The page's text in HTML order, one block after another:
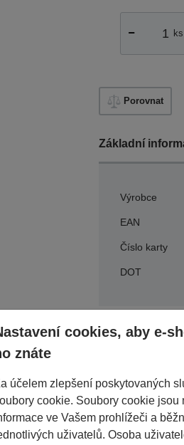
ks
Porovnat
Základní
Výrobce
EAN
Číslo karty
DOT
Parametry
Období
Šířka
Průměr
cookies, aby e-
znáte
účelem zlepšení poskytovaných
cookie. Soubory cookie jsou
ve Vašem prohlížeči a
uživatelů. Osoba